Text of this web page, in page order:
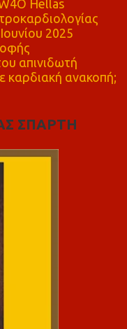
Hellas
2025
απινιδωτή
καρδιακή ανακοπή;
ΣΠΑΡΤΗ